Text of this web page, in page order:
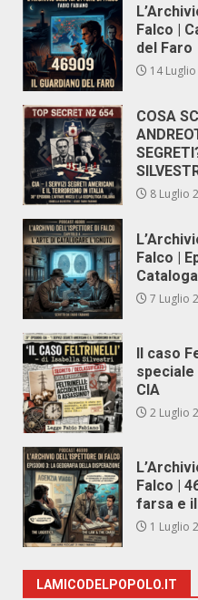
Falco |
del Faro
14
COSA
8 Luglio
Falco |
7 Luglio
Il caso
CIA
2 Luglio
Falco |
farsa e
1 Luglio
LAMICODELPOPOLO.IT